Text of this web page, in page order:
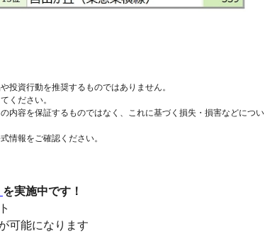
投資行動を推奨するものではありません。
ください。
内容を保証するものではなく、これに基づく損失・損害などについ
情報をご確認ください。
を実施中です！
可能になります